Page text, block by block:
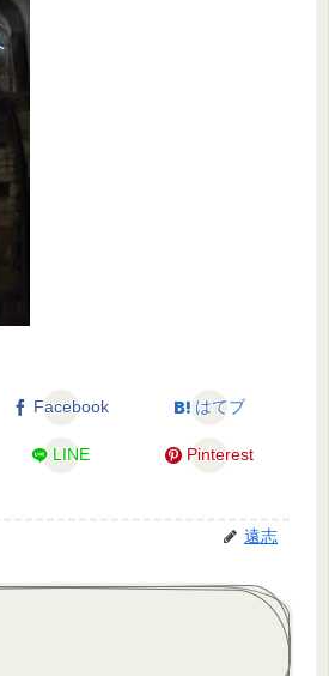
Facebook はてブ
LINE Pinterest
遠志